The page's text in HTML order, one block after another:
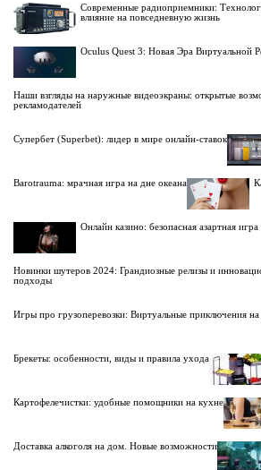
Современные радиоприемники:
влияние на повседневную жизнь
Oculus Quest 3: Новая Эра Виртуальной
Наши взгляды на наружные видеоэкраны: открытые
рекламодателей
Супербет (Superbet): лидер в мире онлайн-ставок
Barotrauma: мрачная игра на дне океана
Онлайн казино: безопасная азартная игра
Новинки шутеров 2024: Грандиозные релизы и
подходы
Игры про грузоперевозки: Виртуальные приключения
Брекеты: особенности, виды и правила ухода
Картофелечистки: удобные помощники на кухне
Доставка алкоголя на дом. Новые возможности